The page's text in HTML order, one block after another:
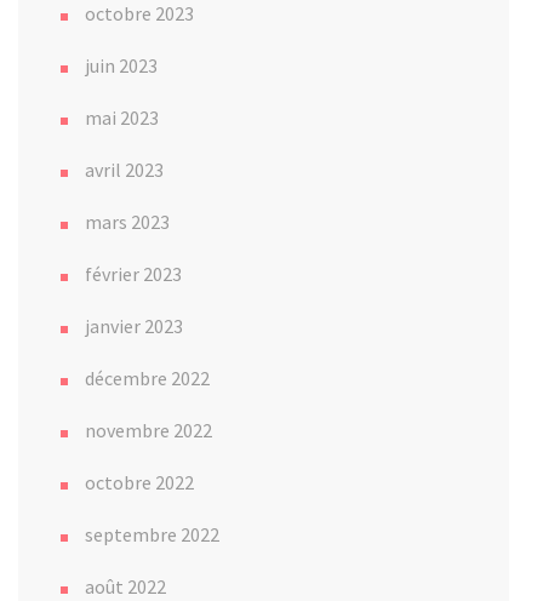
octobre 2023
juin 2023
mai 2023
avril 2023
mars 2023
février 2023
janvier 2023
décembre 2022
novembre 2022
octobre 2022
septembre 2022
août 2022